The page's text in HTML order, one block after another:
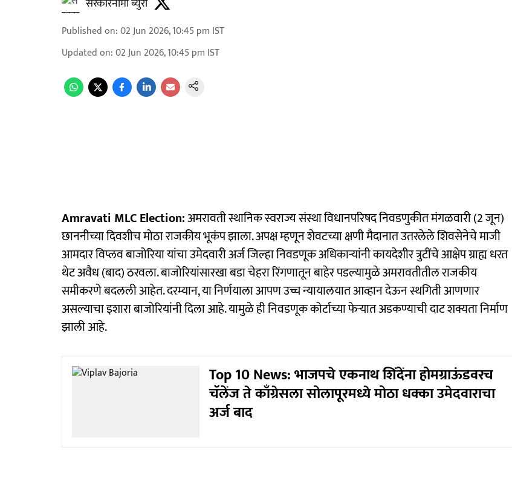
सरकारनामा ब्युरो
Published on:02 Jun 2026, 10:45 pm IST
Updated on:02 Jun 2026, 10:45 pm IST
Amravati MLC Election:अमरावती स्थानिक स्वराज्य संस्था विधानपरिषद निवडणुकीत मंगळवारी (2 जून)
छाननीच्या दिवशीच मोठा राजकीय भूकंप झाला. अपक्ष म्हणून शेवटच्या क्षणी मैदानात उतरलेले शिवसेनेचे माजी
आमदार विप्लव बाजोरिया यांचा उमेदवारी अर्ज जिल्हा निवडणूक अधिकाऱ्यांनी कायदेशीर त्रुटींचे आक्षेप ग्राह्य धरत
थेट अवैध (बाद) ठरवला. बाजोरियांसारखा बडा चेहरा रिंगणातून बाहेर पडल्यामुळे अमरावतीतील राजकीय
समीकरणे बदलली आहेत. दरम्यान, या निर्णयाला आपण उच्च न्यायालयात आव्हान देऊन स्थगिती आणणार
असल्याचा इशारा बाजोरियांनी दिला आहे. यामुळे ही निवडणूक कोर्टाच्या फेऱ्यात अडकण्याची दाट शक्यता निर्माण
झाली आहे.
Top 10 News: भाजपचे एकनाथ शिंदेंना होमग्राऊंडवरच
चॅलेंज ते काँग्रेसला सोलापूरमध्ये मोठा धक्का उमेदवाराचा
अर्ज बाद